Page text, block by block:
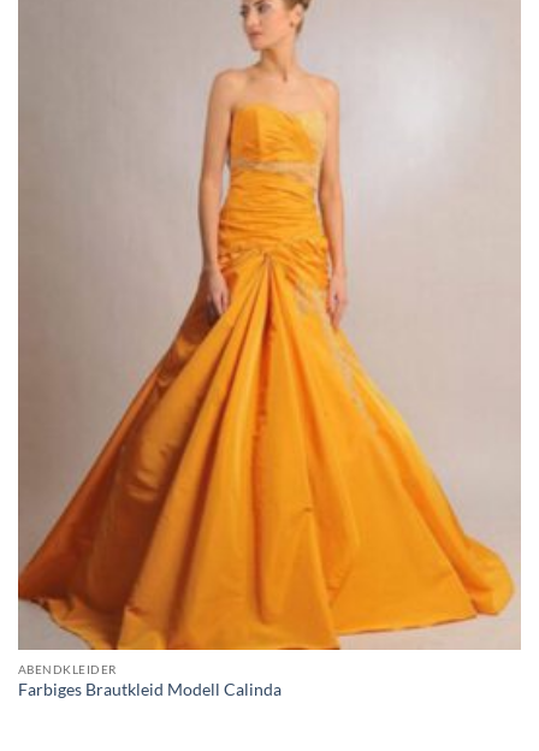
ABENDKLEIDER
Farbiges Brautkleid Modell Calinda